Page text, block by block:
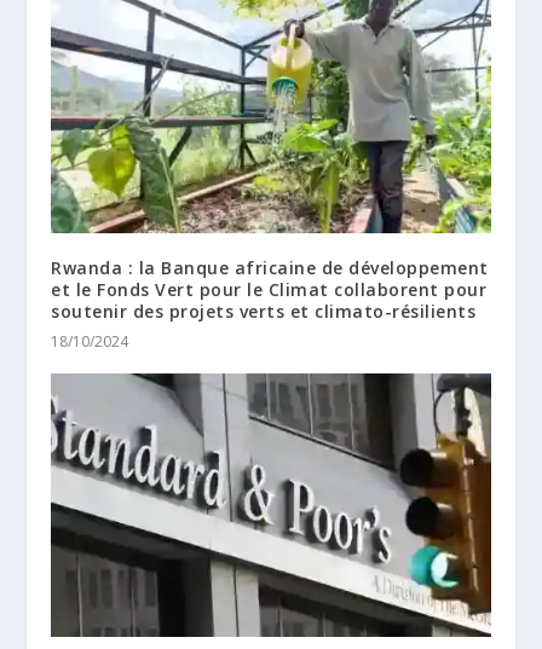
Rwanda : la Banque africaine de développement
et le Fonds Vert pour le Climat collaborent pour
soutenir des projets verts et climato-résilients
18/10/2024